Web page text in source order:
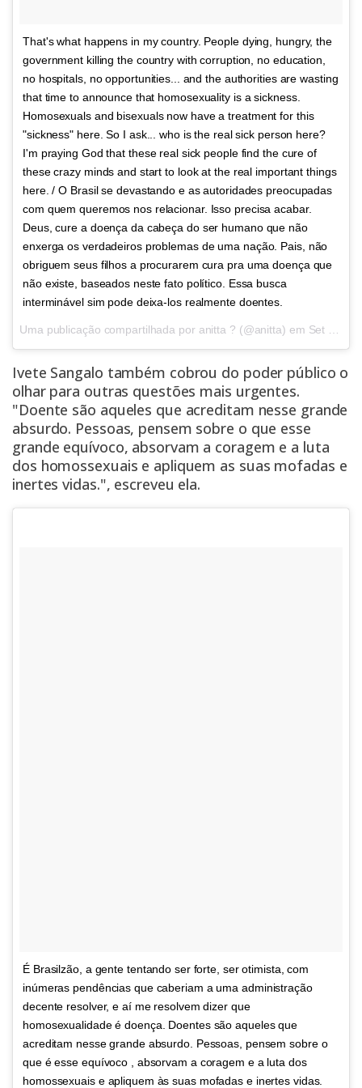
That's what happens in my country. People dying, hungry, the
government killing the country with corruption, no education,
no hospitals, no opportunities... and the authorities are wasting
that time to announce that homosexuality is a sickness.
Homosexuals and bisexuals now have a treatment for this
"sickness" here. So I ask... who is the real sick person here?
I'm praying God that these real sick people find the cure of
these crazy minds and start to look at the real important things
here. / O Brasil se devastando e as autoridades preocupadas
com quem queremos nos relacionar. Isso precisa acabar.
Deus, cure a doença da cabeça do ser humano que não
enxerga os verdadeiros problemas de uma nação. Pais, não
obriguem seus filhos a procurarem cura pra uma doença que
não existe, baseados neste fato político. Essa busca
interminável sim pode deixa-los realmente doentes.
Uma publicação compartilhada por anitta ? (@anitta) em Set 18, 2017 às 5:17 PDT
Ivete Sangalo também cobrou do poder público o
olhar para outras questões mais urgentes.
"Doente são aqueles que acreditam nesse grande
absurdo. Pessoas, pensem sobre o que esse
grande equívoco, absorvam a coragem e a luta
dos homossexuais e apliquem as suas mofadas e
inertes vidas.", escreveu ela.
É Brasilzão, a gente tentando ser forte, ser otimista, com
inúmeras pendências que caberiam a uma administração
decente resolver, e aí me resolvem dizer que
homosexualidade é doença. Doentes são aqueles que
acreditam nesse grande absurdo. Pessoas, pensem sobre o
que é esse equívoco , absorvam a coragem e a luta dos
homossexuais e apliquem às suas mofadas e inertes vidas.